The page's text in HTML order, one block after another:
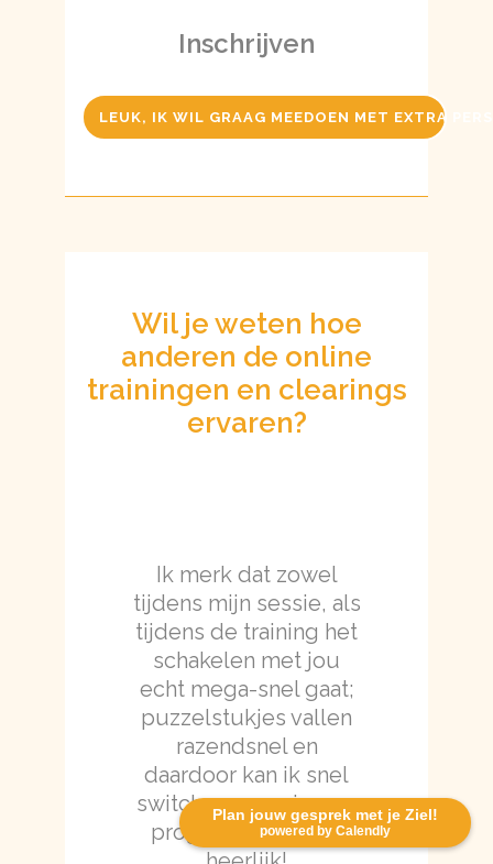
Plan jouw gesprek met je Ziel!
powered by Calendly
Inschrijven
LEUK, IK WIL GRAAG MEEDOEN MET EXTRA
Wil je weten hoe
anderen de online
trainingen en clearings
ervaren?
Ik merk dat zowel
tijdens mijn sessie, als
tijdens de training het
schakelen met jou
echt mega-snel gaat;
puzzelstukjes vallen
razendsnel en
daardoor kan ik snel
switchen naar nieuwe
programmeringen,